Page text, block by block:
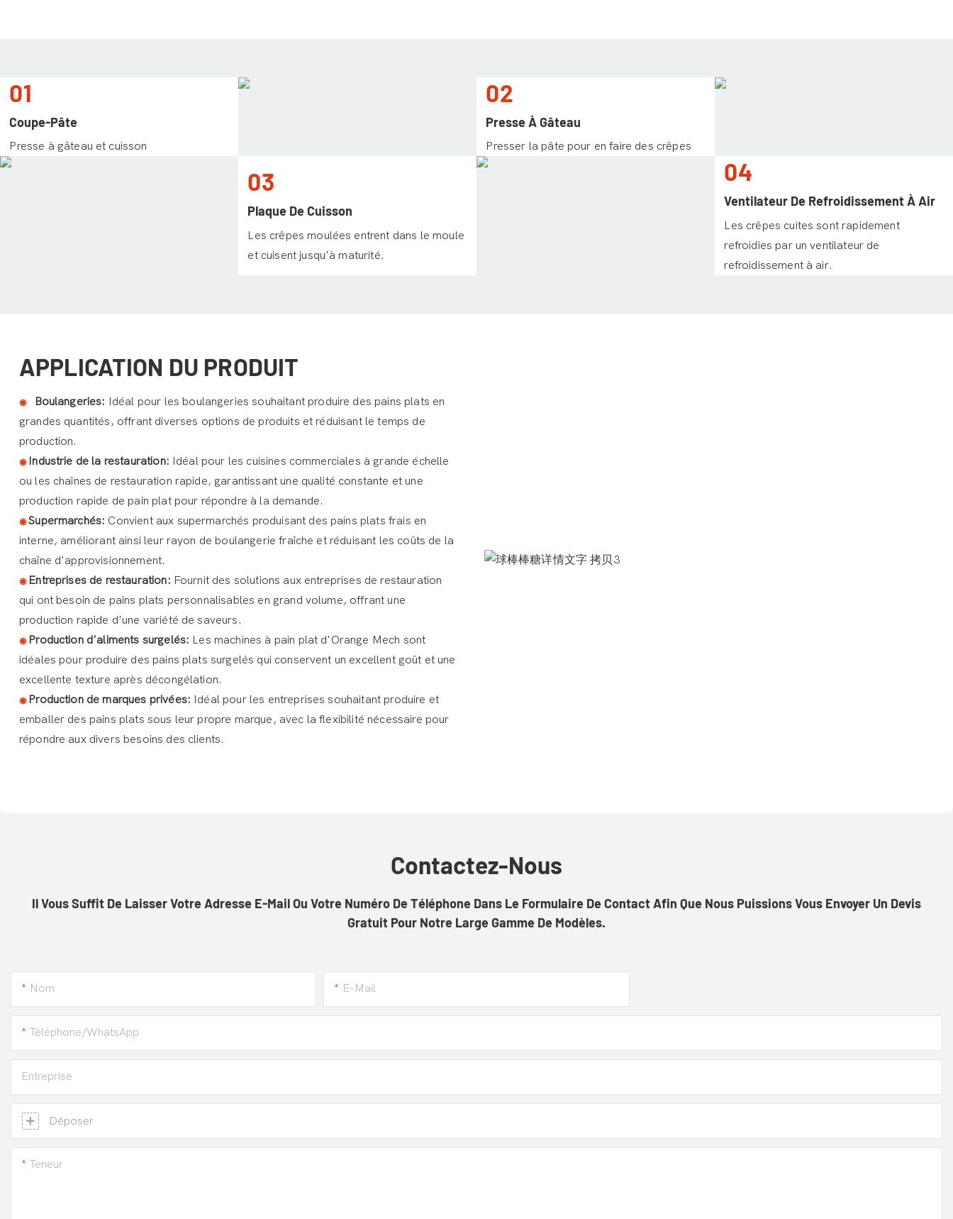
01
Coupe-Pâte
Presse à gâteau et cuisson
02
Presse À Gâteau
Presser la pâte pour en faire des crêpes
03
Plaque De Cuisson
Les crêpes moulées entrent dans le moule
et cuisent jusqu'à maturité.
04
Ventilateur De Refroidissement À Air
Les crêpes cuites sont rapidement
refroidies par un ventilateur de
refroidissement à air.
APPLICATION DU PRODUIT
◉ Boulangeries: Idéal pour les boulangeries souhaitant produire des pains plats en
grandes quantités, offrant diverses options de produits et réduisant le temps de
production.
◉ Industrie de la restauration: Idéal pour les cuisines commerciales à grande échelle
ou les chaînes de restauration rapide, garantissant une qualité constante et une
production rapide de pain plat pour répondre à la demande.
◉Supermarchés: Convient aux supermarchés produisant des pains plats frais en
interne, améliorant ainsi leur rayon de boulangerie fraîche et réduisant les coûts de la
chaîne d'approvisionnement.
◉ Entreprises de restauration: Fournit des solutions aux entreprises de restauration
qui ont besoin de pains plats personnalisables en grand volume, offrant une
production rapide d'une variété de saveurs.
◉ Production d'aliments surgelés: Les machines à pain plat d'Orange Mech sont
idéales pour produire des pains plats surgelés qui conservent un excellent goût et une
excellente texture après décongélation.
◉ Production de marques privées: Idéal pour les entreprises souhaitant produire et
emballer des pains plats sous leur propre marque, avec la flexibilité nécessaire pour
répondre aux divers besoins des clients.
Contactez-Nous
Il Vous Suffit De Laisser Votre Adresse E-Mail Ou Votre Numéro De Téléphone Dans Le Formulaire De Contact Afin Que Nous Puissions Vous Envoyer Un Devis
Gratuit Pour Notre Large Gamme De Modèles.
Nom E-Mail
Téléphone/WhatsApp
Entreprise
Déposer
Teneur